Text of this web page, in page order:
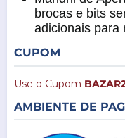
brocas e bits
adicionais para
CUPOM
Use o Cupom
AMBIENTE DE